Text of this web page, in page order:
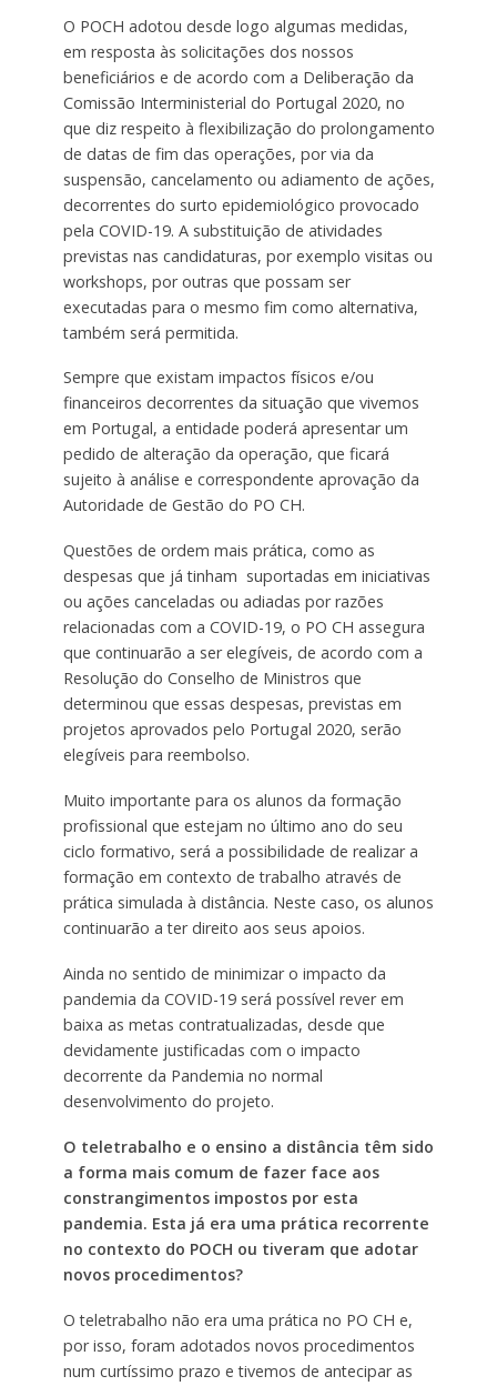
O POCH adotou desde logo algumas medidas,
em resposta às solicitações dos nossos
beneficiários e de acordo com a Deliberação da
Comissão Interministerial do Portugal 2020, no
que diz respeito à flexibilização do prolongamento
de datas de fim das operações, por via da
suspensão, cancelamento ou adiamento de ações,
decorrentes do surto epidemiológico provocado
pela COVID-19. A substituição de atividades
previstas nas candidaturas, por exemplo visitas ou
workshops, por outras que possam ser
executadas para o mesmo fim como alternativa,
também será permitida.
Sempre que existam impactos físicos e/ou
financeiros decorrentes da situação que vivemos
em Portugal, a entidade poderá apresentar um
pedido de alteração da operação, que ficará
sujeito à análise e correspondente aprovação da
Autoridade de Gestão do PO CH.
Questões de ordem mais prática, como as
despesas que já tinham suportadas em iniciativas
ou ações canceladas ou adiadas por razões
relacionadas com a COVID-19, o PO CH assegura
que continuarão a ser elegíveis, de acordo com a
Resolução do Conselho de Ministros que
determinou que essas despesas, previstas em
projetos aprovados pelo Portugal 2020, serão
elegíveis para reembolso.
Muito importante para os alunos da formação
profissional que estejam no último ano do seu
ciclo formativo, será a possibilidade de realizar a
formação em contexto de trabalho através de
prática simulada à distância. Neste caso, os alunos
continuarão a ter direito aos seus apoios.
Ainda no sentido de minimizar o impacto da
pandemia da COVID-19 será possível rever em
baixa as metas contratualizadas, desde que
devidamente justificadas com o impacto
decorrente da Pandemia no normal
desenvolvimento do projeto.
O teletrabalho e o ensino a distância têm sido
a forma mais comum de fazer face aos
constrangimentos impostos por esta
pandemia. Esta já era uma prática recorrente
no contexto do POCH ou tiveram que adotar
novos procedimentos?
O teletrabalho não era uma prática no PO CH e,
por isso, foram adotados novos procedimentos
num curtíssimo prazo e tivemos de antecipar as